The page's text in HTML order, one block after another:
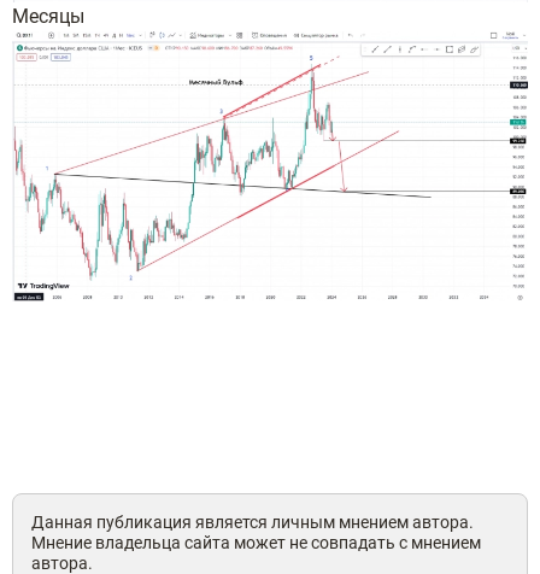
Месяцы
Данная публикация является личным мнением автора.
Мнение владельца сайта может не совпадать с мнением
автора.